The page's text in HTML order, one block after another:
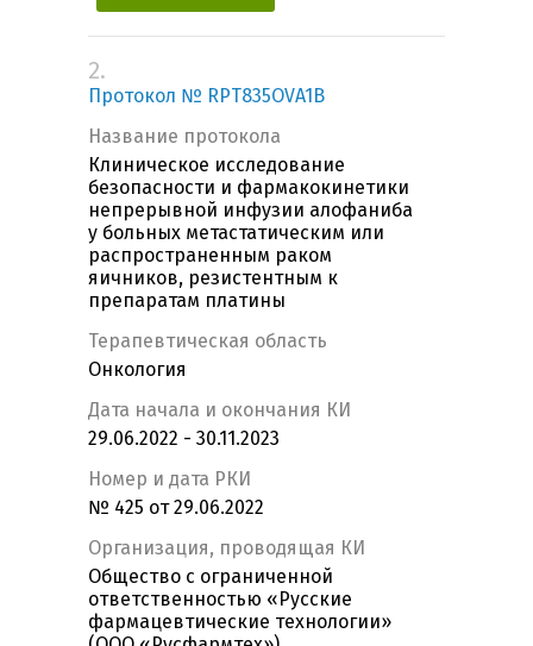
2.
Протокол № RPT835OVA1B
Название протокола
Клиническое исследование
безопасности и фармакокинетики
непрерывной инфузии алофаниба
у больных метастатическим или
распространенным раком
яичников, резистентным к
препаратам платины
Терапевтическая область
Онкология
Дата начала и окончания КИ
29.06.2022 - 30.11.2023
Номер и дата РКИ
№ 425 от 29.06.2022
Организация, проводящая КИ
Общество с ограниченной
ответственностью «Русские
фармацевтические технологии»